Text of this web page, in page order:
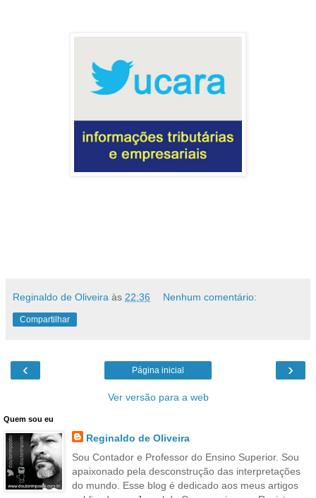
Reginaldo de Oliveira às 22:36 Nenhum comentário:
Compartilhar
‹ ›
Página inicial
Ver versão para a web
Quem sou eu
Reginaldo de Oliveira
Sou Contador e Professor do Ensino Superior. Sou
apaixonado pela desconstrução das interpretações
do mundo. Esse blog é dedicado aos meus artigos